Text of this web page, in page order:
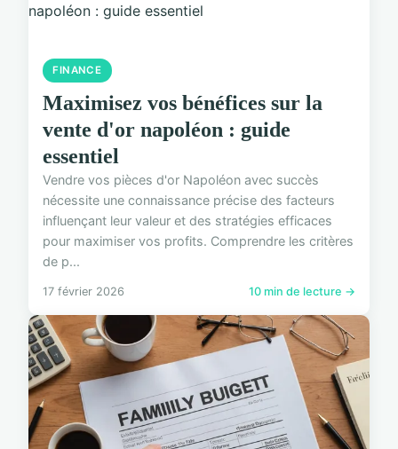
FINANCE
Maximisez vos bénéfices sur la
vente d'or napoléon : guide
essentiel
Vendre vos pièces d'or Napoléon avec succès
nécessite une connaissance précise des facteurs
influençant leur valeur et des stratégies efficaces
pour maximiser vos profits. Comprendre les critères
de p...
17 février 2026 10 min de lecture →